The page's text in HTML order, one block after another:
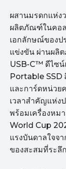
ผสานมรดกแห่ง
ผลิตภัณฑ์ในคอล
เอกลักษณ์ของป
แข่งขัน ผ่านผลิ
USB-C™ ดีไซน์
Portable SSD
และการ์ดหน่วย
เวลาสำคัญแห่
พร้อมเครื่องหม
World Cup
แรงบันดาลใจจ
ของสะสมที่ระลึ